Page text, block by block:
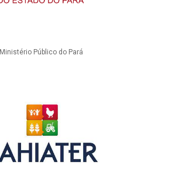
Ministério Público do Pará